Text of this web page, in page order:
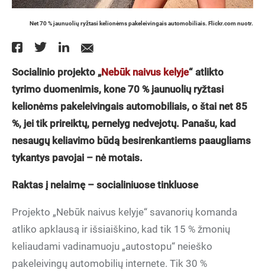
Net 70 % jaunuolių ryžtasi kelionėms pakeleivingais automobiliais. Flickr.com nuotr.
Socialinio projekto „Nebūk naivus kelyje“ atlikto
tyrimo duomenimis, kone 70 % jaunuolių ryžtasi
kelionėms pakeleivingais automobiliais, o štai net 85
%, jei tik prireiktų, pernelyg nedvejotų. Panašu, kad
nesaugų keliavimo būdą besirenkantiems paaugliams
tykantys pavojai – nė motais.
Raktas į nelaimę – socialiniuose tinkluose
Projekto „Nebūk naivus kelyje“ savanorių komanda
atliko apklausą ir išsiaiškino, kad tik 15 % žmonių
keliaudami vadinamuoju „autostopu“ neieško
pakeleivingų automobilių internete. Tik 30 %